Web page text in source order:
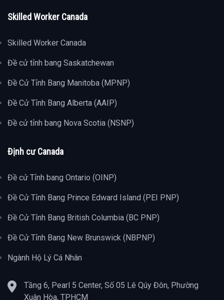
Skilled Worker Canada
Skilled Worker Canada
Đề cử tỉnh bang Saskatchewan
Đề Cử Tỉnh Bang Manitoba (MPNP)
Đề Cử Tỉnh Bang Alberta (AAIP)
Đề cử tỉnh bang Nova Scotia (NSNP)
Định cư Canada
Đề cử Tỉnh bang Ontario (OINP)
Đề Cử Tỉnh Bang Prince Edward Island (PEI PNP)
Đề Cử Tỉnh Bang British Columbia (BC PNP)
Đề Cử Tỉnh Bang New Brunswick (NBPNP)
Ngành Hộ Lý Cá Nhân
Tầng 6, Pearl 5 Center, Số 05 Lê Qúy Đôn, Phường
Xuân Hòa, TP.HCM